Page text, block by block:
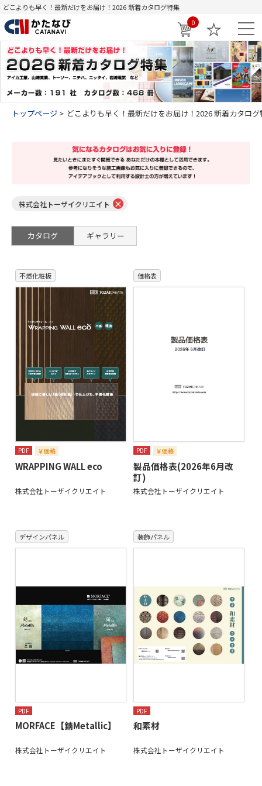
どこよりも早く！最新だけをお届け！2026 新着カタログ特集
0
トップページ どこよりも早く！最新だけをお届け！2026 新着カタログ
株式会社トーザイクリエイト ×
カタログ ギャラリー
不燃化粧板
PDF ￥価格
WRAPPING WALL eco
株式会社トーザイクリエイト
価格表
PDF ￥価格
製品価格表(2026年6月改
訂)
株式会社トーザイクリエイト
デザインパネル
PDF
MORFACE【錆Metallic】
株式会社トーザイクリエイト
装飾パネル
PDF
和素材
株式会社トーザイクリエイト